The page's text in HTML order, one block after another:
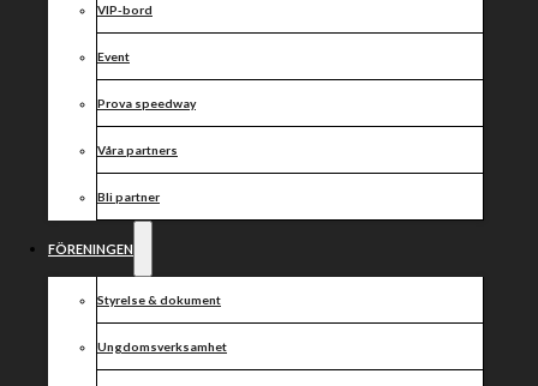
VIP-bord
Event
Prova speedway
Våra partners
Bli partner
FÖRENINGEN
Styrelse & dokument
Ungdomsverksamhet
bekant och Krystian Pieszczek får sparken.
Sent igår meddelade Kryztians engelska klubb att
Polacken får sparken, vilket betyder att han inte
bara ersätter Thomsen i kvällens match, utan även i
returmötet på torsdag!
ansikte på Glottra Skog Arena, som tidigare kört för
kumlaklubben.
Kvällens laguppställningar ser således ut såhär:
Indianerna:
1) Kenneth Bjerre, 2) Tai Woffinden, 3) Piotr